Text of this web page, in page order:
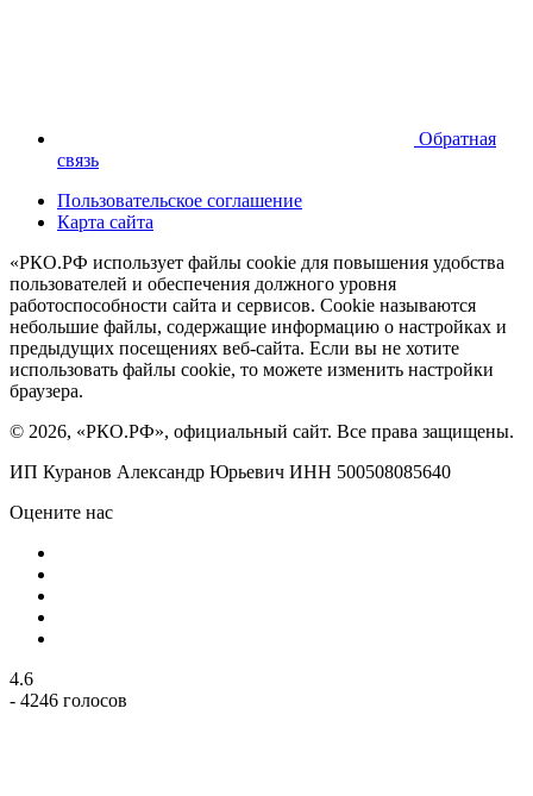
Обратная
связь
Пользовательское соглашение
Карта сайта
«РКО.РФ использует файлы cookie для повышения удобства
пользователей и обеспечения должного уровня
работоспособности сайта и сервисов. Cookie называются
небольшие файлы, содержащие информацию о настройках и
предыдущих посещениях веб-сайта. Если вы не хотите
использовать файлы cookie, то можете изменить настройки
браузера.
© 2026, «РКО.РФ», официальный сайт. Все права защищены.
ИП Куранов Александр Юрьевич ИНН 500508085640
Оцените нас
4.6
- 4246 голосов